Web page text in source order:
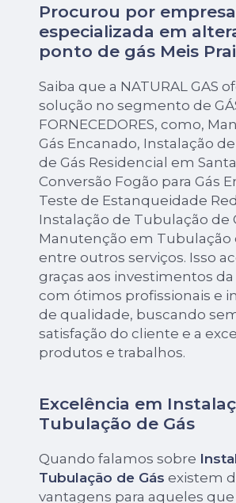
Procurou por empresa
especializada em
ponto de gás Meis
Saiba que a NATURAL GAS
solução no segmento de
FORNECEDORES, como,
Gás Encanado, Instalação
de Gás Residencial em
Conversão Fogão para Gás
Teste de Estanqueidade
Instalação de Tubulação de
Manutenção em Tubulação
entre outros serviços. Isso
graças aos investimentos
com ótimos profissionais e
de qualidade, buscando
satisfação do cliente e a
produtos e trabalhos.
Excelência em
Tubulação de Gás
Quando falamos sobre
Tubulação de Gás existem
vantagens para aqueles